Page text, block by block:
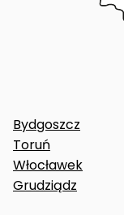
Bydgoszcz
Toruń
Włocławek
Grudziądz